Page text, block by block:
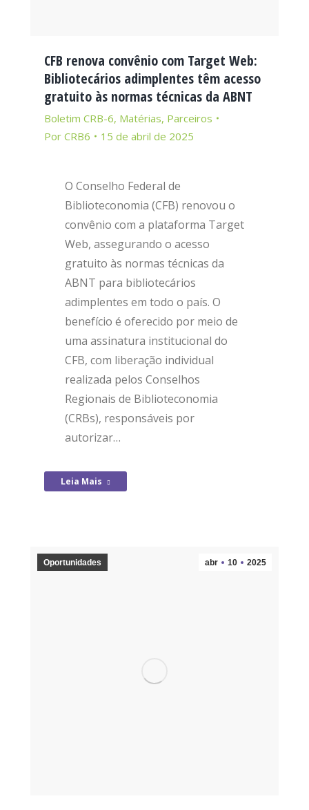
CFB renova convênio com Target Web:
Bibliotecários adimplentes têm acesso
gratuito às normas técnicas da ABNT
Boletim CRB-6, Matérias, Parceiros
Por CRB6 15 de abril de 2025
O Conselho Federal de
Biblioteconomia (CFB) renovou o
convênio com a plataforma Target
Web, assegurando o acesso
gratuito às normas técnicas da
ABNT para bibliotecários
adimplentes em todo o país. O
benefício é oferecido por meio de
uma assinatura institucional do
CFB, com liberação individual
realizada pelos Conselhos
Regionais de Biblioteconomia
(CRBs), responsáveis por
autorizar…
Leia Mais
abr 10 2025
Oportunidades